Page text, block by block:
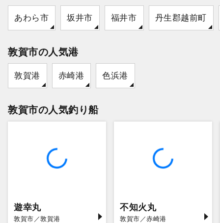
あわら市 坂井市 福井市 丹生郡越前町
敦賀市の人気港
敦賀港 赤崎港 色浜港
敦賀市の人気釣り船
遊幸丸
敦賀市／敦賀港
不知火丸
敦賀市／赤崎港